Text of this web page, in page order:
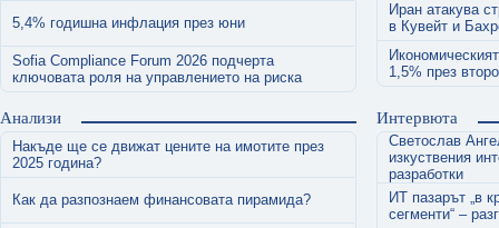
5,4% годишна инфлация през юни
Sofia Compliance Forum 2026 подчерта
ключовата роля на управлението на риска
Иран атакува
в Кувейт и
1,5% през
Анализи
Накъде ще се движат цените на имотите през
2025 година?
Как да разпознаем финансовата пирамида?
Интервюта
Светослав
изкуствения
разработки
ИТ пазарът „в
сегменти“ –